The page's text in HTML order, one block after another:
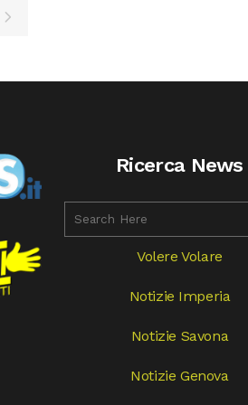
Ricerca News
Volere Volare
Notizie Imperia
Notizie Savona
Notizie Genova